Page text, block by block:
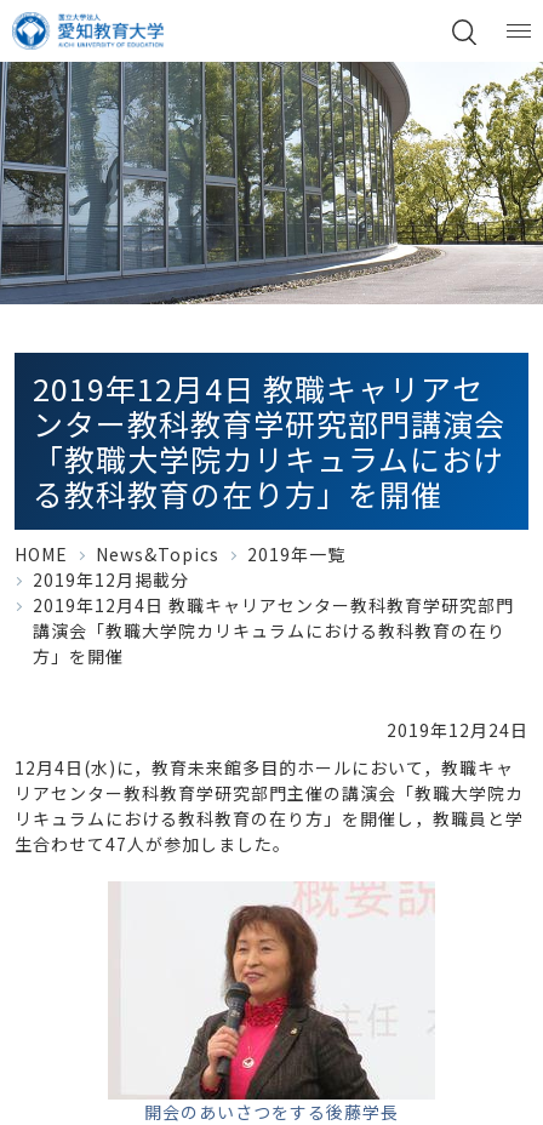
2019年12月4日 教職キャリアセ
ンター教科教育学研究部門講演会
「教職大学院カリキュラムにおけ
る教科教育の在り方」を開催
HOME News&Topics
2019年一覧
2019年12月掲載分
2019年12月4日 教職キャリアセンター教科教育学研究部門
講演会「教職大学院カリキュラムにおける教科教育の在り
方」を開催
2019年12月24日
12月4日(水)に，教育未来館多目的ホールにおいて，教職キャ
リアセンター教科教育学研究部門主催の講演会「教職大学院カ
リキュラムにおける教科教育の在り方」を開催し，教職員と学
生合わせて47人が参加しました。
開会のあいさつをする後藤学長